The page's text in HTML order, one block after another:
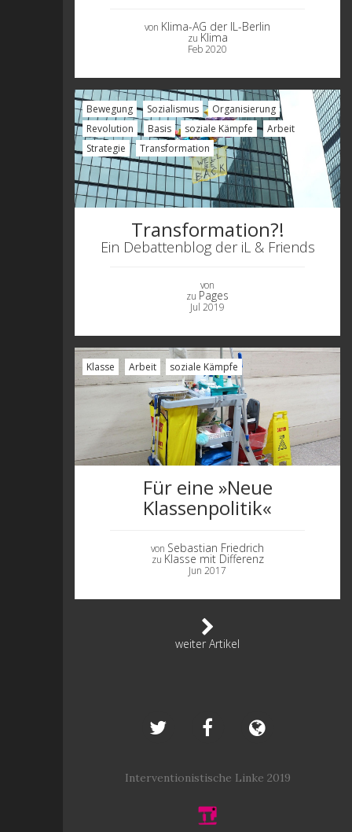
von Klima-AG der IL-Berlin
zu Klima
Feb 2020
Bewegung Sozialismus
Organisierung
Revolution
Basis soziale Kämpfe
Arbeit
Strategie
Transformation
Transformation?!
Ein Debattenblog der iL & Friends
von
zu Pages
Jul 2019
Klasse Arbeit soziale Kämpfe
Für eine »Neue
Klassenpolitik«
von Sebastian Friedrich
zu Klasse mit Differenz
Jun 2017
weiter Artikel
Interventionistische Linke 2019